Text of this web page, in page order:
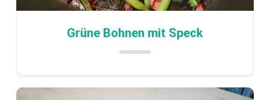
Grüne Bohnen mit Speck